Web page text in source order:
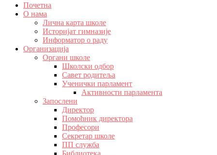
Почетна
О нама
Лична карта школе
Историјат гимназије
Информатор о раду
Организација
Органи школе
Школски одбор
Савет родитеља
Ученички парламент
Активности парламента
Запослени
Директор
Помоћник директора
Професори
Секретар школе
ПП служба
Библиотека